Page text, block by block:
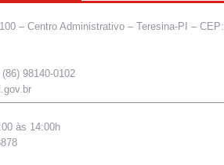
– Centro Administrativo – Teresina-PI –
98140-0102
às 14:00h